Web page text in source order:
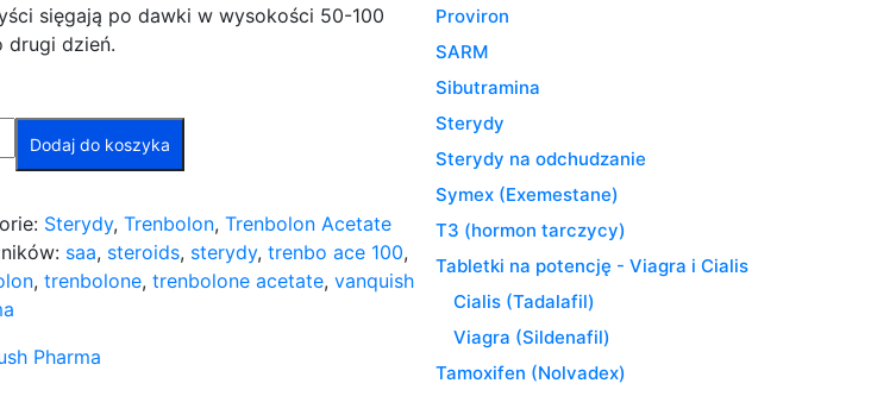
sięgają po dawki w wysokości 50-100
drugi dzień.
Dodaj do koszyka
Sterydy, Trenbolon, Trenbolon Acetate
saa, steroids, sterydy, trenbo ace 100,
, trenbolone, trenbolone acetate, vanquish
Pharma
Proviron
SARM
Sibutramina
Sterydy
Sterydy na odchudzanie
Symex (Exemestane)
T3 (hormon tarczycy)
Tabletki na potencję - Viagra i Cialis
Cialis (Tadalafil)
Viagra (Sildenafil)
Tamoxifen (Nolvadex)